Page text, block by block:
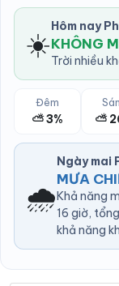
☀️ Hôm nay
KHÔNG
Trời nhiều
Đêm
⛅ 3% ⛅
🌧️
Ngày mai
MƯA
Khả năng
16 giờ,
khả năng